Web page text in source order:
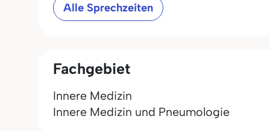
Alle Sprechzeiten
Fachgebiet
Innere Medizin
Innere Medizin und Pneumologie